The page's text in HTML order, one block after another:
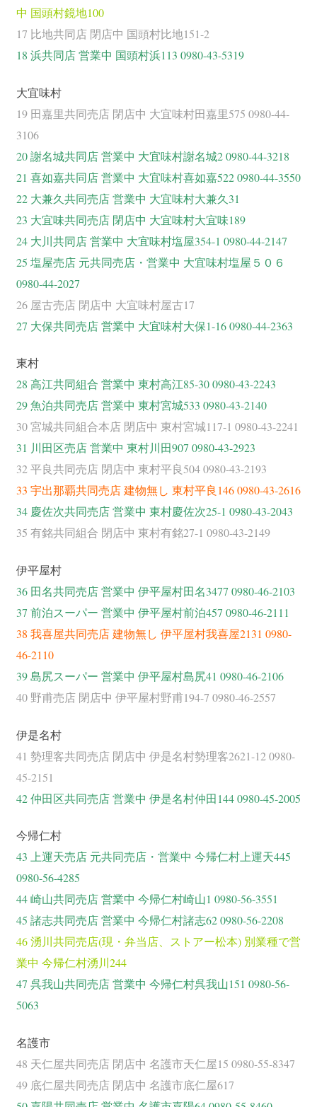
中 国頭村鏡地100
17 比地共同店 閉店中 国頭村比地151-2
18 浜共同店 営業中 国頭村浜113 0980-43-5319
大宜味村
19 田嘉里共同売店 閉店中 大宜味村田嘉里575 0980-44-
3106
20 謝名城共同店 営業中 大宜味村謝名城2 0980-44-3218
21 喜如嘉共同店 営業中 大宜味村喜如嘉522 0980-44-3550
22 大兼久共同売店 営業中 大宜味村大兼久31
23 大宜味共同売店 閉店中 大宜味村大宜味189
24 大川共同店 営業中 大宜味村塩屋354-1 0980-44-2147
25 塩屋売店 元共同売店・営業中 大宜味村塩屋５０６
0980-44-2027
26 屋古売店 閉店中 大宜味村屋古17
27 大保共同売店 営業中 大宜味村大保1-16 0980-44-2363
東村
28 高江共同組合 営業中 東村高江85-30 0980-43-2243
29 魚泊共同売店 営業中 東村宮城533 0980-43-2140
30 宮城共同組合本店 閉店中 東村宮城117-1 0980-43-2241
31 川田区売店 営業中 東村川田907 0980-43-2923
32 平良共同売店 閉店中 東村平良504 0980-43-2193
33 宇出那覇共同売店 建物無し 東村平良146 0980-43-2616
34 慶佐次共同売店 営業中 東村慶佐次25-1 0980-43-2043
35 有銘共同組合 閉店中 東村有銘27-1 0980-43-2149
伊平屋村
36 田名共同売店 営業中 伊平屋村田名3477 0980-46-2103
37 前泊スーパー 営業中 伊平屋村前泊457 0980-46-2111
38 我喜屋共同売店 建物無し 伊平屋村我喜屋2131 0980-
46-2110
39 島尻スーパー 営業中 伊平屋村島尻41 0980-46-2106
40 野甫売店 閉店中 伊平屋村野甫194-7 0980-46-2557
伊是名村
41 勢理客共同売店 閉店中 伊是名村勢理客2621-12 0980-
45-2151
42 仲田区共同売店 営業中 伊是名村仲田144 0980-45-2005
今帰仁村
43 上運天売店 元共同売店・営業中 今帰仁村上運天445
0980-56-4285
44 崎山共同売店 営業中 今帰仁村崎山1 0980-56-3551
45 諸志共同売店 営業中 今帰仁村諸志62 0980-56-2208
46 湧川共同売店(現・弁当店、ストアー松本) 別業種で営
業中 今帰仁村湧川244
47 呉我山共同売店 営業中 今帰仁村呉我山151 0980-56-
5063
名護市
48 天仁屋共同売店 閉店中 名護市天仁屋15 0980-55-8347
49 底仁屋共同売店 閉店中 名護市底仁屋617